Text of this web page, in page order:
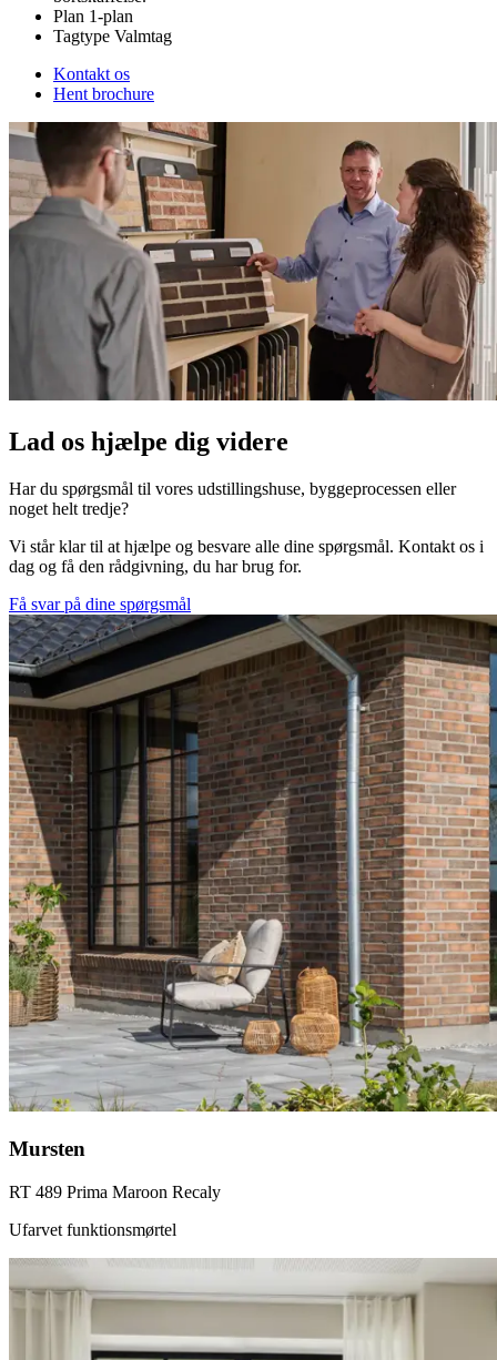
Plan 1-plan
Tagtype Valmtag
Kontakt os
Hent brochure
Lad os hjælpe dig videre
Har du spørgsmål til vores udstillingshuse, byggeprocessen eller
noget helt tredje?
Vi står klar til at hjælpe og besvare alle dine spørgsmål. Kontakt os i
dag og få den rådgivning, du har brug for.
Få svar på dine spørgsmål
Mursten
RT 489 Prima Maroon Recaly
Ufarvet funktionsmørtel